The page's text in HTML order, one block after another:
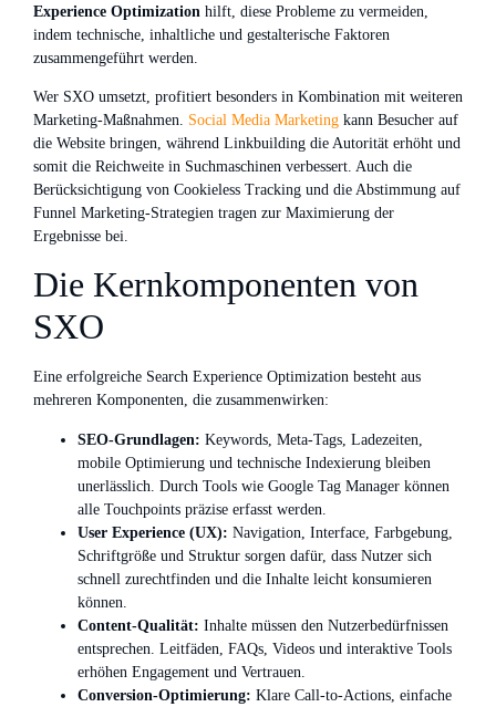
Experience Optimization hilft, diese Probleme zu vermeiden,
indem technische, inhaltliche und gestalterische Faktoren
zusammengeführt werden.
Wer SXO umsetzt, profitiert besonders in Kombination mit weiteren
Marketing-Maßnahmen. Social Media Marketing kann Besucher auf
die Website bringen, während Linkbuilding die Autorität erhöht und
somit die Reichweite in Suchmaschinen verbessert. Auch die
Berücksichtigung von Cookieless Tracking und die Abstimmung auf
Funnel Marketing-Strategien tragen zur Maximierung der
Ergebnisse bei.
Die Kernkomponenten von
SXO
Eine erfolgreiche Search Experience Optimization besteht aus
mehreren Komponenten, die zusammenwirken:
SEO-Grundlagen: Keywords, Meta-Tags, Ladezeiten,
mobile Optimierung und technische Indexierung bleiben
unerlässlich. Durch Tools wie Google Tag Manager können
alle Touchpoints präzise erfasst werden.
User Experience (UX): Navigation, Interface, Farbgebung,
Schriftgröße und Struktur sorgen dafür, dass Nutzer sich
schnell zurechtfinden und die Inhalte leicht konsumieren
können.
Content-Qualität: Inhalte müssen den Nutzerbedürfnissen
entsprechen. Leitfäden, FAQs, Videos und interaktive Tools
erhöhen Engagement und Vertrauen.
Conversion-Optimierung: Klare Call-to-Actions, einfache